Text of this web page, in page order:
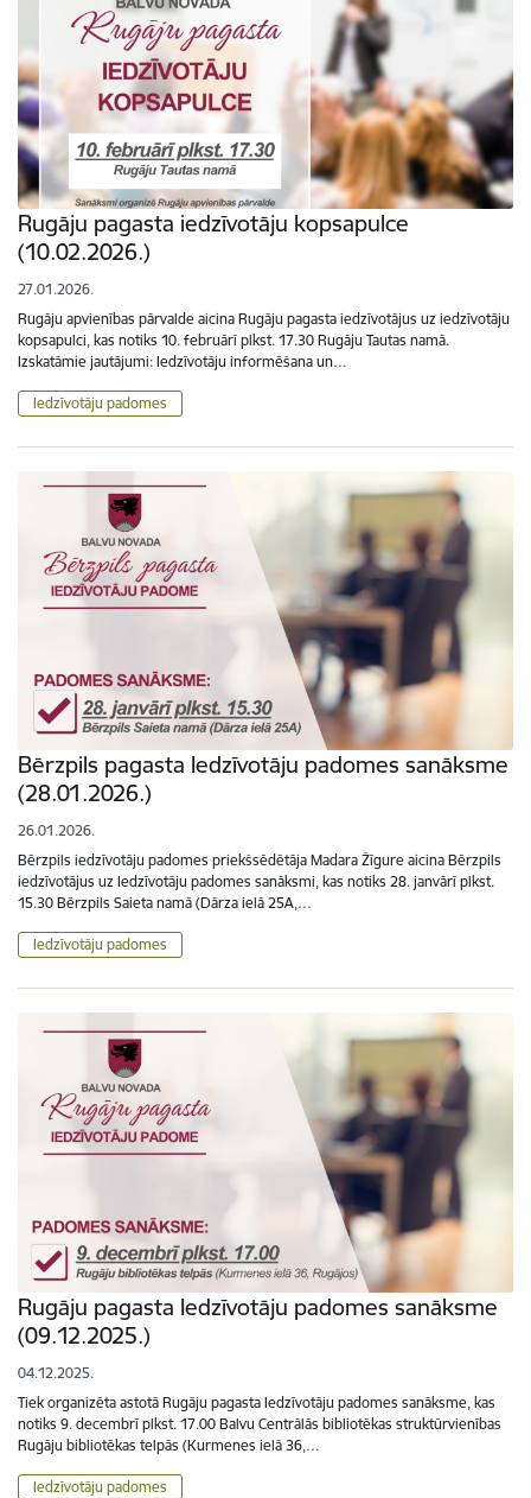
Rugāju pagasta iedzīvotāju kopsapulce
(10.02.2026.)
27.01.2026.
Rugāju apvienības pārvalde aicina Rugāju pagasta iedzīvotājus uz iedzīvotāju
kopsapulci, kas notiks 10. februārī plkst. 17.30 Rugāju Tautas namā.
Izskatāmie jautājumi: Iedzīvotāju informēšana un…
Iedzīvotāju padomes
Bērzpils pagasta Iedzīvotāju padomes sanāksme
(28.01.2026.)
26.01.2026.
Bērzpils iedzīvotāju padomes priekšsēdētāja Madara Žīgure aicina Bērzpils
iedzīvotājus uz Iedzīvotāju padomes sanāksmi, kas notiks 28. janvārī plkst.
15.30 Bērzpils Saieta namā (Dārza ielā 25A,…
Iedzīvotāju padomes
Rugāju pagasta Iedzīvotāju padomes sanāksme
(09.12.2025.)
04.12.2025.
Tiek organizēta astotā Rugāju pagasta Iedzīvotāju padomes sanāksme, kas
notiks 9. decembrī plkst. 17.00 Balvu Centrālās bibliotēkas struktūrvienības
Rugāju bibliotēkas telpās (Kurmenes ielā 36,…
Iedzīvotāju padomes